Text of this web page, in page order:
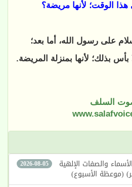
الوقت؛ لأنها مريضة؟
على رسول الله، أما بعد؛
بأس بذلك؛ لأنها بمنزلة المريضة.
السلف
2026-08-05 والصفات الإلهية